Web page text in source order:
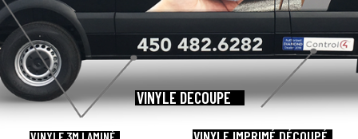
VINYLE DÉCOUPÉ